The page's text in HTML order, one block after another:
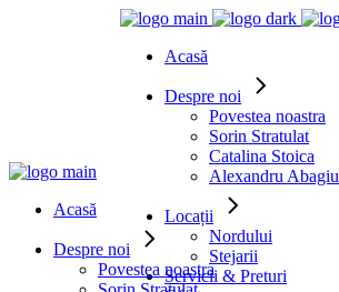
Acasă
Despre noi
Povestea noastra
Sorin Stratulat
Catalina Stoica
Alexandru Abagiu
Locații
Nordului
Stejarii
Servicii & Preturi
Acasă
Despre noi
Povestea noastra